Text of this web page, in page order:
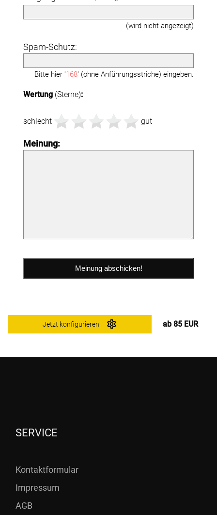
(wird nicht angezeigt)
Spam-Schutz:
Bitte hier '168' (ohne Anführungsstriche) eingeben.
Wertung (Sterne):
schlecht gut
Meinung:
Jetzt konfigurieren ab 85 EUR
SERVICE
Kontaktformular
Impressum
AGB